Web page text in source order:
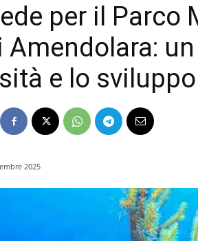
per il Parco
Amendolara:
e lo
2025